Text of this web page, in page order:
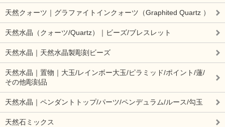
天然クォーツ｜グラファイトインクォーツ（Graphited Quartz ）
天然水晶（クォーツ/Quartz）｜ビーズ/ブレスレット
天然水晶｜天然水晶製彫刻ビーズ
天然水晶｜置物｜大玉/レインボー大玉/ピラミッド/ポイント/蓮/
その他彫刻品
天然水晶｜ペンダントトップ/パーツ/ペンデュラム/ルース/勾玉
天然石ミックス